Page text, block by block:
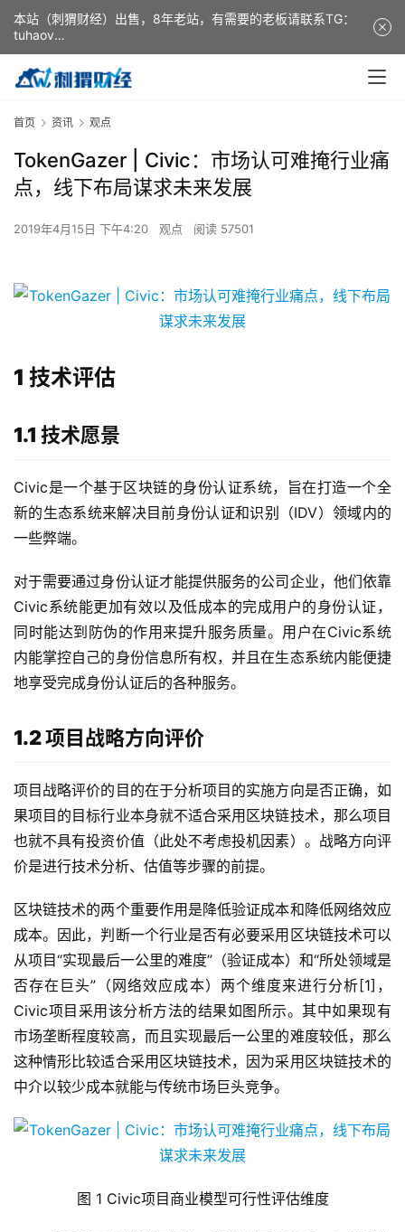
首页 资讯 观点
TokenGazer | Civic：市场认可难掩行业痛
点，线下布局谋求未来发展
2019年4月15日 下午4:20 观点 阅读 57501
1 技术评估
1.1 技术愿景
Civic是一个基于区块链的身份认证系统，旨在打造一个全
新的生态系统来解决目前身份认证和识别（IDV）领域内的
一些弊端。
对于需要通过身份认证才能提供服务的公司企业，他们依靠
Civic系统能更加有效以及低成本的完成用户的身份认证，
同时能达到防伪的作用来提升服务质量。用户在Civic系统
内能掌控自己的身份信息所有权，并且在生态系统内能便捷
地享受完成身份认证后的各种服务。
1.2 项目战略方向评价
项目战略评价的目的在于分析项目的实施方向是否正确，如
果项目的目标行业本身就不适合采用区块链技术，那么项目
也就不具有投资价值（此处不考虑投机因素）。战略方向评
价是进行技术分析、估值等步骤的前提。
区块链技术的两个重要作用是降低验证成本和降低网络效应
成本。因此，判断一个行业是否有必要采用区块链技术可以
从项目“实现最后一公里的难度”（验证成本）和“所处领域是
否存在巨头”（网络效应成本）两个维度来进行分析[1]，
Civic项目采用该分析方法的结果如图所示。其中如果现有
市场垄断程度较高，而且实现最后一公里的难度较低，那么
这种情形比较适合采用区块链技术，因为采用区块链技术的
中介以较少成本就能与传统市场巨头竞争。
图 1 Civic项目商业模型可行性评估维度
本站（刺猬财经）出售，8年老站，有需要的老板请联系TG：
tuhaov
This website (ciweicaijing) is for sale. It is a 8-year-old
website. If you need it, please contact TG: tuhaov